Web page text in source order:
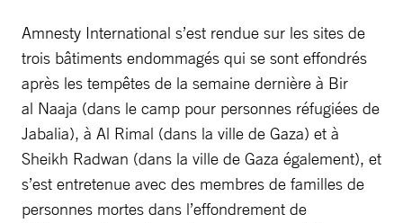
Amnesty International s’est rendue sur les sites de
trois bâtiments endommagés qui se sont effondrés
après les tempêtes de la semaine dernière à Bir
al Naaja (dans le camp pour personnes réfugiées de
Jabalia), à Al Rimal (dans la ville de Gaza) et à
Sheikh Radwan (dans la ville de Gaza également), et
s’est entretenue avec des membres de familles de
personnes mortes dans l’effondrement de